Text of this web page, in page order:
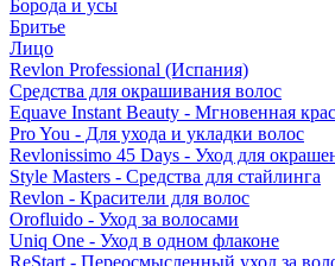
Борода и усы
Бритье
Лицо
Revlon Professional (Испания)
Средства для окрашивания волос
Equave Instant Beauty - Мгновенная
Pro You - Для ухода и укладки волос
Revlonissimo 45 Days - Уход для
Style Masters - Средства для стайлинга
Revlon - Красители для волос
Orofluido - Уход за волосами
Uniq One - Уход в одном флаконе
ReStart - Переосмысленный уход за